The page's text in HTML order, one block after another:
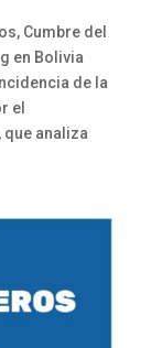
Cumbre del
en Bolivia
de la
el
analiza